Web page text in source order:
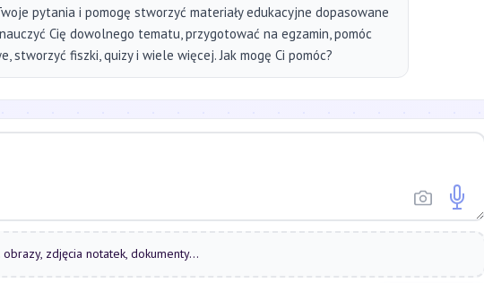
pytania i pomogę stworzyć materiały edukacyjne dopasowane
Cię dowolnego tematu, przygotować na egzamin, pomóc
stworzyć fiszki, quizy i wiele więcej. Jak mogę Ci pomóc?
zdjęcia notatek, dokumenty...